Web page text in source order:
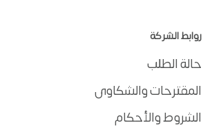
روابط الشركة
حالة الطلب
المقترحات والشكاوى
الشروط والأحكام